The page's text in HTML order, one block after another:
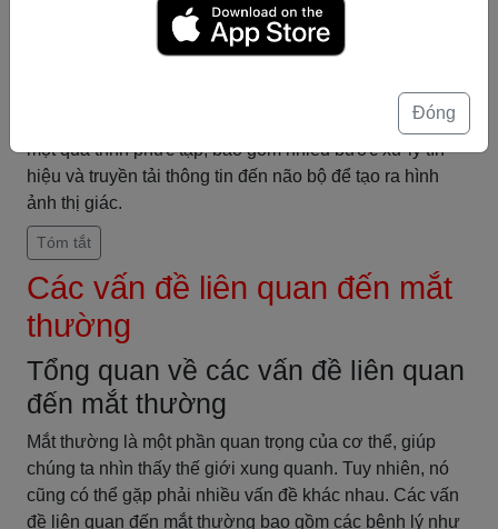
tải đến thalamus, một khu vực trong não bộ, trước khi
đến vùng thị giác của não bộ. Tại đây, các tín hiệu được
Tóm lại, quá trình giải mã thông tin trong mắt thường là
một quá trình phức tạp, bao gồm nhiều bước xử lý tín
hiệu và truyền tải thông tin đến não bộ để tạo ra hình
ảnh thị giác.
Tóm tắt
Các vấn đề liên quan đến mắt
thường
Tổng quan về các vấn đề liên quan
đến mắt thường
Mắt thường là một phần quan trọng của cơ thể, giúp
chúng ta nhìn thấy thế giới xung quanh. Tuy nhiên, nó
cũng có thể gặp phải nhiều vấn đề khác nhau. Các vấn
đề liên quan đến mắt thường bao gồm các bệnh lý như
Đóng